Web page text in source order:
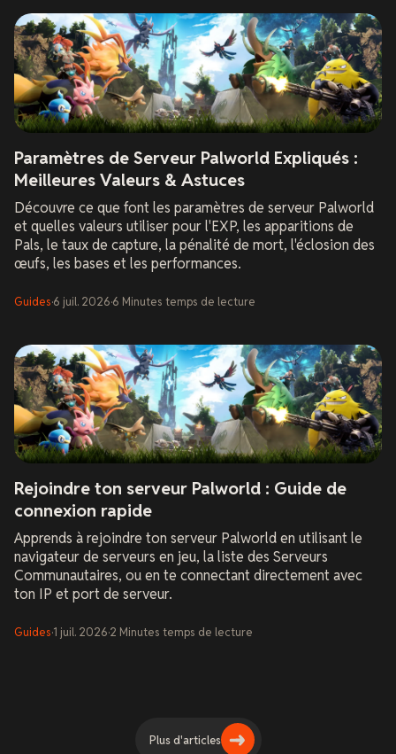
Paramètres de Serveur Palworld Expliqués :
Meilleures Valeurs & Astuces
Découvre ce que font les paramètres de serveur Palworld
et quelles valeurs utiliser pour l'EXP, les apparitions de
Pals, le taux de capture, la pénalité de mort, l'éclosion des
œufs, les bases et les performances.
Guides·6 juil. 2026·6 Minutes temps de lecture
Rejoindre ton serveur Palworld : Guide de
connexion rapide
Apprends à rejoindre ton serveur Palworld en utilisant le
navigateur de serveurs en jeu, la liste des Serveurs
Communautaires, ou en te connectant directement avec
ton IP et port de serveur.
Guides·1 juil. 2026·2 Minutes temps de lecture
Plus d'articles